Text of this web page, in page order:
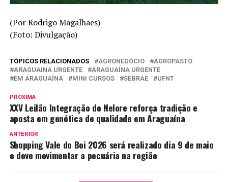
(Por Rodrigo Magalhães)
(Foto: Divulgação)
TÓPICOS RELACIONADOS AGRONEGÓCIO
AGROPASTO
ARAGUAINA URGENTE
ARAGUAÍNA URGENTE
EM ARAGUAÍNA
MINI CURSOS SEBRAE UFNT
PRÓXIMA
XXV Leilão Integração do Nelore reforça tradição e
aposta em genética de qualidade em Araguaína
ANTERIOR
Shopping Vale do Boi 2026 será realizado dia 9 de maio
e deve movimentar a pecuária na região